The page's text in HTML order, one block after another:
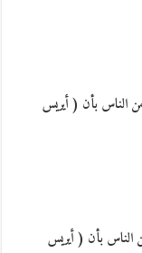
من الناس بأن ( أيريس
الناس بأن ( أيريس